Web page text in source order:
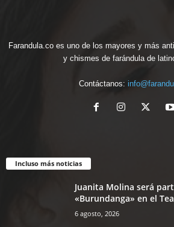
Farandula.co es uno de los mayores y más
y chismes de farándula de
Contáctanos:
Incluso más noticias
Juanita Molina será
«Burundanga» en el
6 agosto, 2026